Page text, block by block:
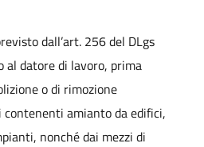
dall’art. 256 del DLgs
al datore di lavoro, prima
o di rimozione
amianto da edifici,
nonché dai mezzi di